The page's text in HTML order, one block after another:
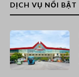
DỊCH VỤ NỔI BẬT